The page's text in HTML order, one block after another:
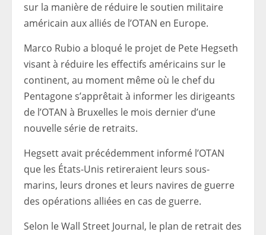
sur la manière de réduire le soutien militaire
américain aux alliés de l’OTAN en Europe.
Marco Rubio a bloqué le projet de Pete Hegseth
visant à réduire les effectifs américains sur le
continent, au moment même où le chef du
Pentagone s’apprêtait à informer les dirigeants
de l’OTAN à Bruxelles le mois dernier d’une
nouvelle série de retraits.
Hegsett avait précédemment informé l’OTAN
que les États-Unis retireraient leurs sous-
marins, leurs drones et leurs navires de guerre
des opérations alliées en cas de guerre.
Selon le Wall Street Journal, le plan de retrait des